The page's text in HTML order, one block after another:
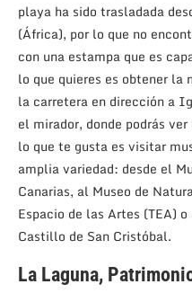
playa ha sido trasladada
(África), por lo que no
con una estampa que es
lo que quieres es obtener
la carretera en dirección a
el mirador, donde podrás
lo que te gusta es visitar
amplia variedad: desde el
Canarias, al Museo de
Espacio de las Artes (TEA)
Castillo de San Cristóbal.
La Laguna,